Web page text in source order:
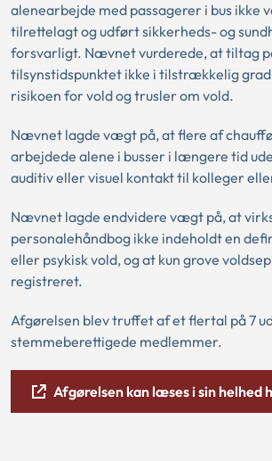
alenearbejde med passagerer i bus ikke
tilrettelagt og udført sikkerheds- og
forsvarligt. Nævnet vurderede, at tiltag
tilsynstidspunktet ikke i tilstrækkelig
risikoen for vold og trusler om vold.
Nævnet lagde vægt på, at flere af
arbejdede alene i busser i længere tid
auditiv eller visuel kontakt til kolleger
Nævnet lagde endvidere vægt på, at
personalehåndbog ikke indeholdt en
eller psykisk vold, og at kun grove
registreret.
Afgørelsen blev truffet af et flertal på 7
stemmeberettigede medlemmer.
Afgørelsen kan læses i sin helhed